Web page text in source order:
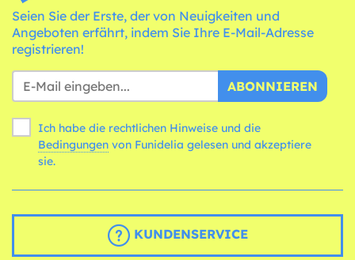
Seien Sie der Erste, der von Neuigkeiten und
Angeboten erfährt, indem Sie Ihre E-Mail-Adresse
registrieren!
ABONNIEREN
Ich habe die rechtlichen Hinweise und die
Bedingungen
sie.
KUNDENSERVICE